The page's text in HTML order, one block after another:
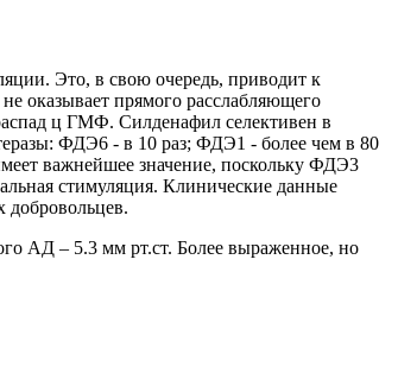
Это, в свою очередь, приводит к
оказывает прямого расслабляющего
ц ГМФ. Силденафил селективен в
ФДЭ6 - в 10 раз; ФДЭ1 - более чем в 80
важнейшее значение, поскольку ФДЭ3
стимуляция. Клинические данные
АД – 5.3 мм рт.ст. Более выраженное, но